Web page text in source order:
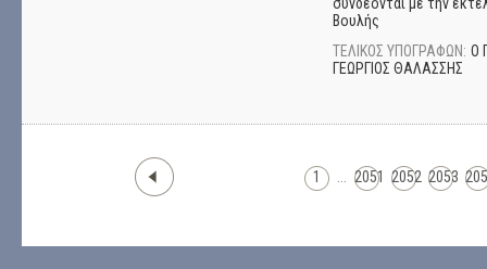
Βουλής
ΤΕΛΙΚΟΣ ΥΠΟΓΡΑΦΩΝ: Ο
ΓΕΩΡΓΙΟΣ ΘΑΛΑΣΣΗΣ
1 2051 2052 2053